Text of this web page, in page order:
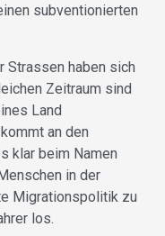
subventionierten
Strassen haben sich
Zeitraum sind
Land
an den
klar beim Namen
in der
Migrationspolitik zu
los.